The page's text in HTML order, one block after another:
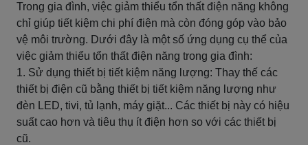
Trong gia đình, việc giảm thiểu tổn thất điện năng không
chỉ giúp tiết kiệm chi phí điện mà còn đóng góp vào bảo
vệ môi trường. Dưới đây là một số ứng dụng cụ thể của
việc giảm thiểu tổn thất điện năng trong gia đình:
1. Sử dụng thiết bị tiết kiệm năng lượng: Thay thế các
thiết bị điện cũ bằng thiết bị tiết kiệm năng lượng như
đèn LED, tivi, tủ lạnh, máy giặt... Các thiết bị này có hiệu
suất cao hơn và tiêu thụ ít điện hơn so với các thiết bị
cũ.